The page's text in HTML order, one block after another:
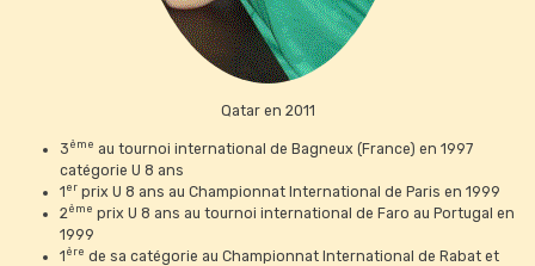
Qatar en 2011
3ème au tournoi international de Bagneux (France) en 1997
catégorie U 8 ans
1 er prix U 8 ans au Championnat International de Paris en 1999
2ème prix U 8 ans au tournoi international de Faro au Portugal en
1999
1 ère de sa catégorie au Championnat International de Rabat et